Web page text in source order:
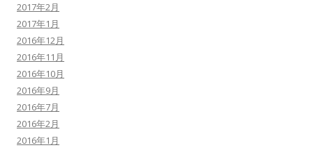
2017年2月
2017年1月
2016年12月
2016年11月
2016年10月
2016年9月
2016年7月
2016年2月
2016年1月